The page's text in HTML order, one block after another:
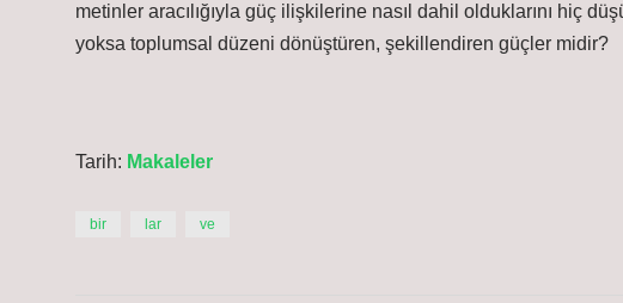
metinler aracılığıyla güç ilişkilerine nasıl dahil olduklarını hiç
yoksa toplumsal düzeni dönüştüren, şekillendiren güçler midir?
Tarih: Makaleler
bir lar ve